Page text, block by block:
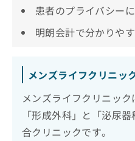
患者のプライバシー
明朗会計で分かりや
メンズライフクリニッ
メンズライフクリニッ
「形成外科」と「泌尿
合クリニックです。